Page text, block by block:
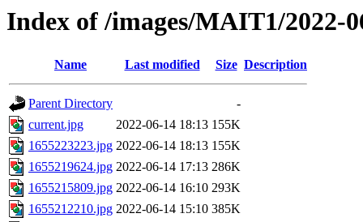
Index of /images/MAIT1/2022-
Name Last modified Size Description
Parent Directory
-
current.jpg
2022-06-14 18:13 155K
1655223223.jpg 2022-06-14 18:13 155K
1655219624.jpg 2022-06-14 17:13 286K
1655215809.jpg 2022-06-14 16:10 293K
1655212210.jpg 2022-06-14 15:10 385K